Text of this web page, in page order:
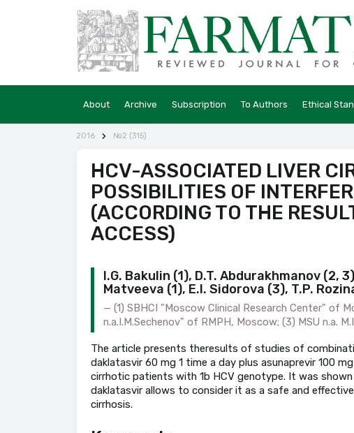
About Archive Subscription To Authors Ethical
2016 №2 (315)
HCV-ASSOCIATED LIVER
POSSIBILITIES OF
(ACCORDING TO THE
ACCESS)
I.G. Bakulin (1), D.T. Abdurakhmanov (2,
Matveeva (1), E.I. Sidorova (3), T.P.
(1) SBHCI "Moscow Clinical Research Center" of
n.a.I.M.Sechenov" of RMPH, Moscow; (3) MSU n.a.
The article presents theresults of studies of
daklatasvir 60 mg 1 time a day plus asunaprevir 100
cirrhotic patients with 1b HCV genotype. It was
daklatasvir allows to consider it as a safe and
cirrhosis.